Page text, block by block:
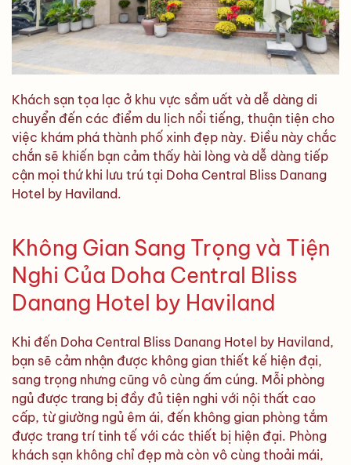
Khách sạn tọa lạc ở khu vực sầm uất và dễ dàng di
chuyển đến các điểm du lịch nổi tiếng, thuận tiện cho
việc khám phá thành phố xinh đẹp này. Điều này chắc
chắn sẽ khiến bạn cảm thấy hài lòng và dễ dàng tiếp
cận mọi thứ khi lưu trú tại Doha Central Bliss Danang
Hotel by Haviland.
Không Gian Sang Trọng và Tiện
Nghi Của Doha Central Bliss
Danang Hotel by Haviland
Khi đến Doha Central Bliss Danang Hotel by Haviland,
bạn sẽ cảm nhận được không gian thiết kế hiện đại,
sang trọng nhưng cũng vô cùng ấm cúng. Mỗi phòng
ngủ được trang bị đầy đủ tiện nghi với nội thất cao
cấp, từ giường ngủ êm ái, đến không gian phòng tắm
được trang trí tinh tế với các thiết bị hiện đại. Phòng
khách sạn không chỉ đẹp mà còn vô cùng thoải mái,